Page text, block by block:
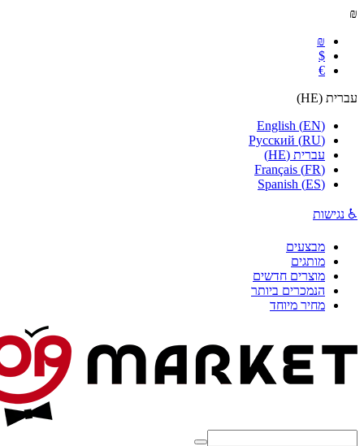
₪
₪
$
€
עברית (
HE
)
English (EN)
Русский (RU)
עברית (
HE
)
Français (FR)
Spanish (ES)
♿ נגישות
מבצעים
מותגים
מוצרים חדשים
הנמכרים ביותר
מחיר מיוחד